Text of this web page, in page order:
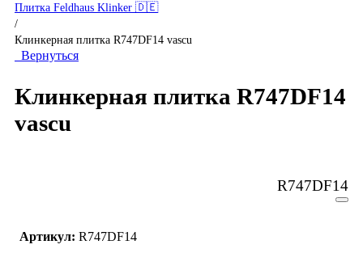
Плитка Feldhaus Klinker 🇩🇪
/
Клинкерная плитка R747DF14 vascu
Вернуться
Клинкерная плитка R747DF14
vascu
R747DF14
Артикул: R747DF14